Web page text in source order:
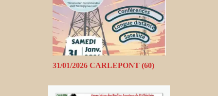
31/01/2026 CARLEPONT (60)